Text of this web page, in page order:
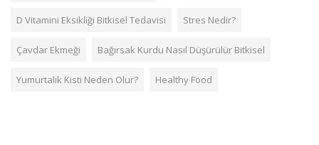
D Vitamini Eksikliği Bitkisel Tedavisi Stres Nedir?
Çavdar Ekmeği Bağırsak Kurdu Nasıl Düşürülür Bitkisel
Yumurtalık Kisti Neden Olur? Healthy Food